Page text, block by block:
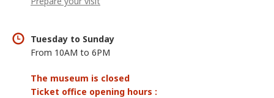
Tuesday to Sunday
From 10AM to 6PM
The museum is closed
Ticket office opening hours :